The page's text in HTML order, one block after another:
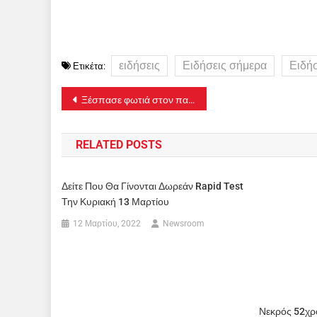
Ετικέτα: ειδήσεις Ειδήσεις σήμερα
άρθρων
Ξέσπασε φωτιά στον παράδρομο της Αττικής Οδού στο Κορωπί
RELATED POSTS
Δείτε Που Θα Γίνονται Δωρεάν Rapid Test
Την Κυριακή 13 Μαρτίου
12 Μαρτίου, 2022 Newsroom
Νεκρός